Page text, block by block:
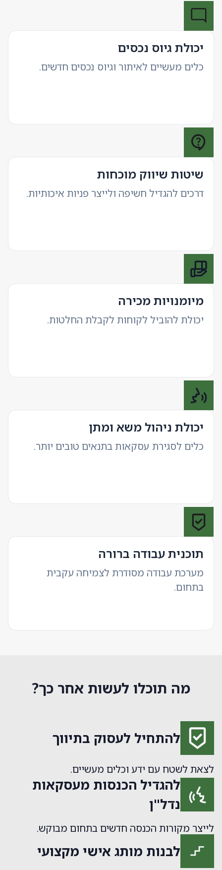
יכולת גיוס נכסים
כלים מעשיים לאיתור וגיוס נכסים חדשים.
שיטות שיווק מוכחות
דרכים להגדיל חשיפה ולייצר פניות איכותיות.
מיומנויות מכירה
יכולת להוביל לקוחות לקבלת החלטות.
יכולת ניהול משא ומתן
כלים לסגירת עסקאות בתנאים טובים יותר.
תוכנית עבודה ברורה
מערכת עבודה מסודרת לצמיחה עקבית
בתחום.
מה תוכלו לעשות אחר כך?
להתחיל לעסוק בתיווך
לצאת לשטח עם ידע וכלים מעשיים.
להגדיל הכנסות מעסקאות
נדל"ן
לייצר מקורות הכנסה חדשים בתחום מבוקש.
לבנות מותג אישי מקצועי